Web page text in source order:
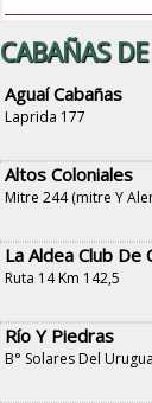
CABAÑAS
Aguaí Cabañas
Laprida 177
Altos Coloniales
Mitre 244 (mitre Y
La Aldea Club De
Ruta 14 Km 142,5
Río Y Piedras
B° Solares Del